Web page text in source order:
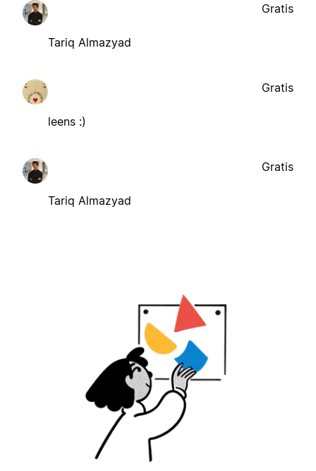
Tariq Almazyad
Gratis
leens :)
Gratis
Tariq Almazyad
Gratis